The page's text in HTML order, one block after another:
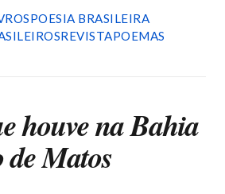
POESIA BRASILEIRA
REVISTAPOEMAS
houve na Bahia
Matos